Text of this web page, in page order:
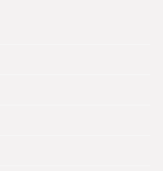
7 ainsi que la Gare
/ mois. Taxe foncière :